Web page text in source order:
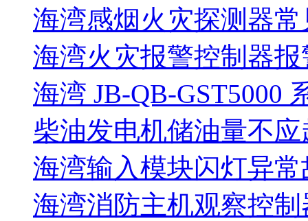
海湾感烟火灾探测器
海湾火灾报警控制器报
海湾 JB-QB-GST5000
柴油发电机储油量不应
海湾输入模块闪灯异
海湾消防主机观察控制